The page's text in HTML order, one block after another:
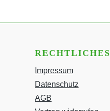
RECHTLICHES
Impressum
Datenschutz
AGB